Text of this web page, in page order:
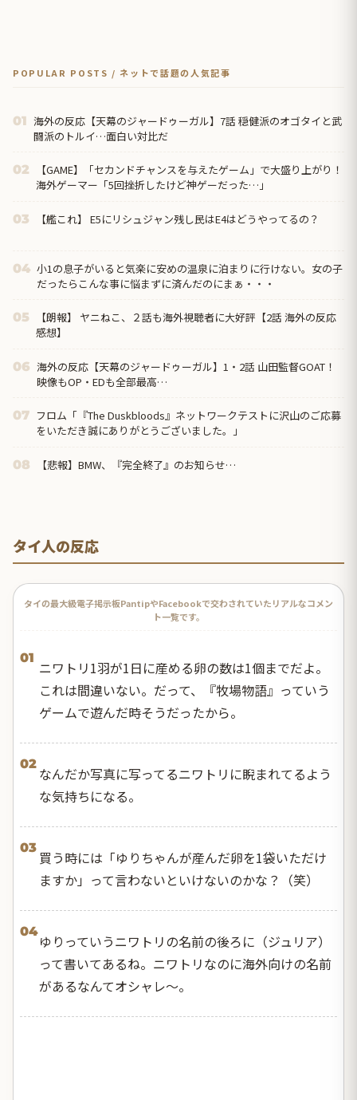
POPULAR POSTS / ネットで話題の人気記事
01 海外の反応【天幕のジャードゥーガル】7話 穏健派のオゴタイと武
闘派のトルイ…面白い対比だ
02
【GAME】「セカンドチャンスを与えたゲーム」で大盛り上がり！
海外ゲーマー「5回挫折したけど神ゲーだった…」
03 【艦これ】 E5にリシュジャン残し民はE4はどうやってるの？
04 小1の息子がいると気楽に安めの温泉に泊まりに行けない。女の子
だったらこんな事に悩まずに済んだのにまぁ・・・
05
【朗報】 ヤニねこ、２話も海外視聴者に大好評【2話 海外の反応
感想】
06 海外の反応【天幕のジャードゥーガル】1・2話 山田監督GOAT！
映像もOP・EDも全部最高…
07 フロム「『The Duskbloods』ネットワークテストに沢山のご応募
をいただき誠にありがとうございました。」
08 【悲報】BMW、『完全終了』のお知らせ…
タイ人の反応
タイの最大級電子掲示板PantipやFacebookで交わされていたリアルなコメン
ト一覧です。
01
ニワトリ1羽が1日に産める卵の数は1個までだよ。
これは間違いない。だって、『牧場物語』っていう
ゲームで遊んだ時そうだったから。
02
なんだか写真に写ってるニワトリに睨まれてるよう
な気持ちになる。
03
買う時には「ゆりちゃんが産んだ卵を1袋いただけ
ますか」って言わないといけないのかな？（笑）
04
ゆりっていうニワトリの名前の後ろに（ジュリア）
って書いてあるね。ニワトリなのに海外向けの名前
があるなんてオシャレ〜。